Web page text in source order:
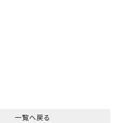
一覧へ戻る